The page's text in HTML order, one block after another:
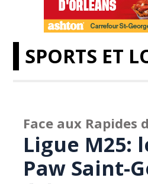
SPORTS ET
Face aux Rapides
Ligue M25:
Paw Saint-